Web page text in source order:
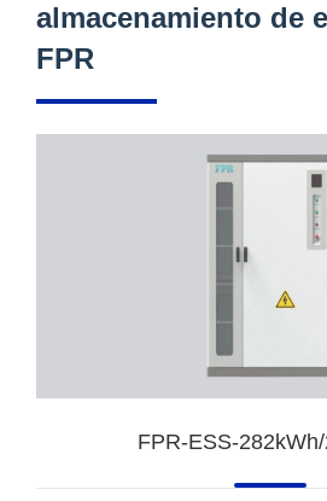
almacenamiento de
FPR
FPR-ESS-